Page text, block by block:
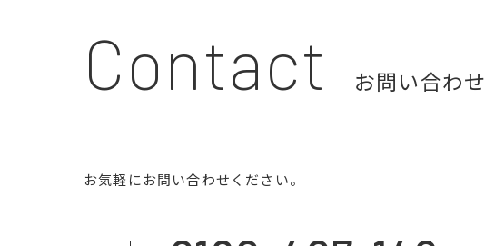
Contact お問い合わせ
お気軽にお問い合わせください。